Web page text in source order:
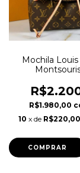
Mochila
R$1.980,00
10 x de R$220,00